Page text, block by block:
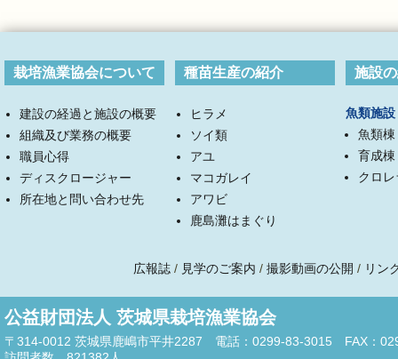
栽培漁業協会について
建設の経過と施設の概要
組織及び業務の概要
職員心得
ディスクロージャー
所在地と問い合わせ先
種苗生産の紹介
ヒラメ
ソイ類
アユ
マコガレイ
アワビ
鹿島灘はまぐり
施設
魚類施設
魚類棟
育成棟
クロ
広報誌 / 見学のご案内 / 撮影動画の公開 / リン
公益財団法人 茨城県栽培漁業協会
〒314-0012 茨城県鹿嶋市平井2287 電話：0299-83-3015 FAX：